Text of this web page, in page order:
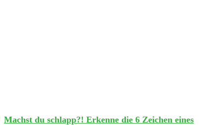
Machst du schlapp?! Erkenne die 6 Zeichen eines